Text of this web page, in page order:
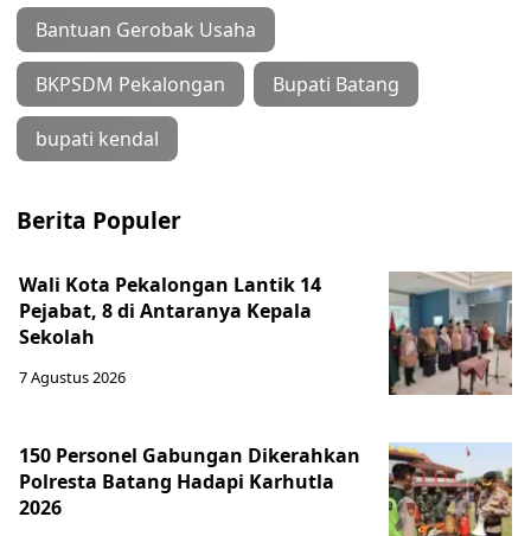
Bantuan Gerobak Usaha
BKPSDM Pekalongan Bupati Batang
bupati kendal
Berita Populer
Wali Kota Pekalongan Lantik 14
Pejabat, 8 di Antaranya Kepala
Sekolah
7 Agustus 2026
150 Personel Gabungan Dikerahkan
Polresta Batang Hadapi Karhutla
2026